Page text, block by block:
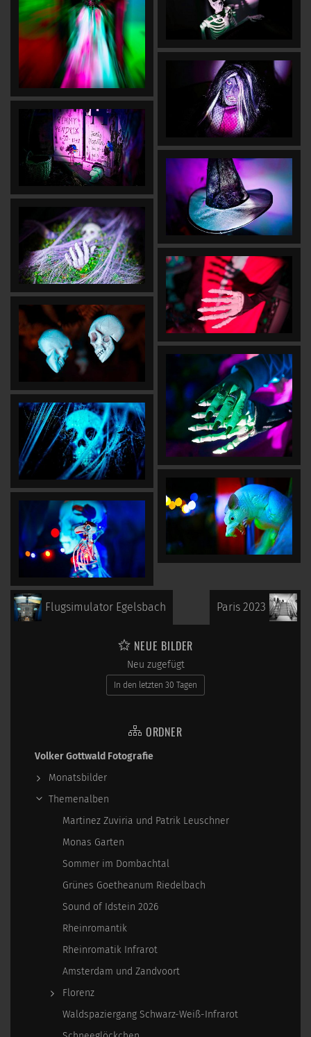
Flugsimulator Egelsbach Paris 2023
NEUE BILDER
Neu zugefügt
In den letzten 30 Tagen
ORDNER
Volker Gottwald Fotografie
Monatsbilder
Themenalben
Martinez Zuviria und Patrik Leuschner
Monas Garten
Sommer im Dombachtal
Grünes Goetheanum Riedelbach
Sound of Idstein 2026
Rheinromantik
Rheinromatik Infrarot
Amsterdam und Zandvoort
Florenz
Waldspaziergang Schwarz-Weiß-Infrarot